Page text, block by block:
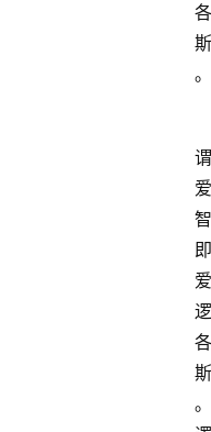
各
斯
。
谓
爱
智
即
爱
逻
各
斯
。